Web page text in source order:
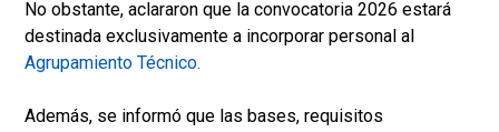
No obstante, aclararon que la convocatoria 2026 estará
destinada exclusivamente a incorporar personal al
Agrupamiento Técnico.
Además, se informó que las bases, requisitos